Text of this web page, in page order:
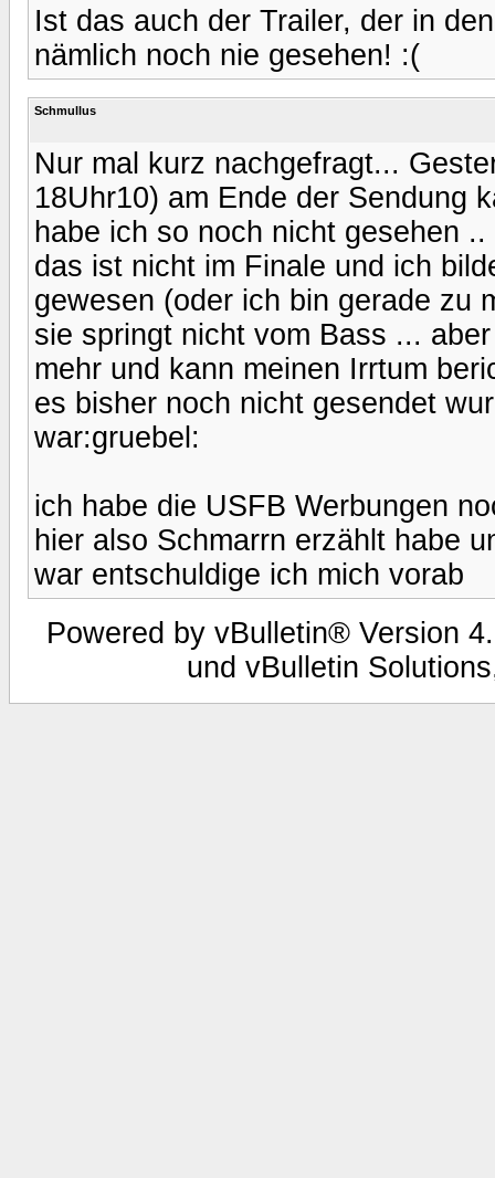
Ist das auch der Trailer, der in
nämlich noch nie gesehen! :(
Schmullus
Nur mal kurz nachgefragt...
18Uhr10) am Ende der Sendung
habe ich so noch nicht gesehen
das ist nicht im Finale und ich
gewesen (oder ich bin gerade zu
sie springt nicht vom Bass ...
mehr und kann meinen Irrtum
es bisher noch nicht gesendet
war:gruebel:
ich habe die USFB Werbungen
hier also Schmarrn erzählt habe
war entschuldige ich mich vorab
Powered by vBulletin® Version
und vBulletin